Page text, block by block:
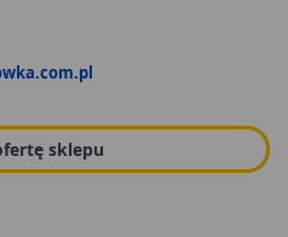
sklepu